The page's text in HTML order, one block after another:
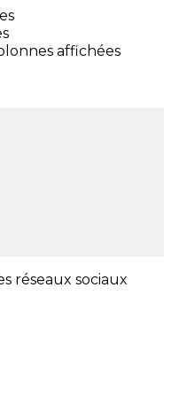
affichées
réseaux sociaux